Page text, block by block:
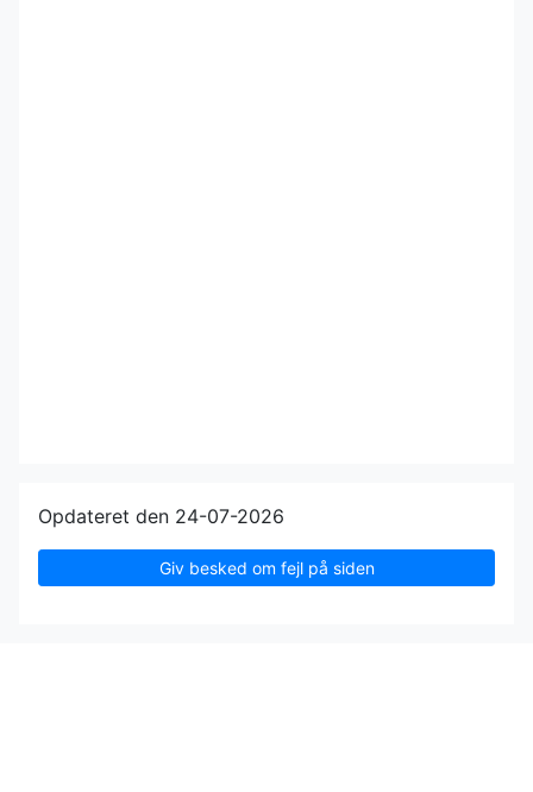
Opdateret den 24-07-2026
Giv besked om fejl på siden